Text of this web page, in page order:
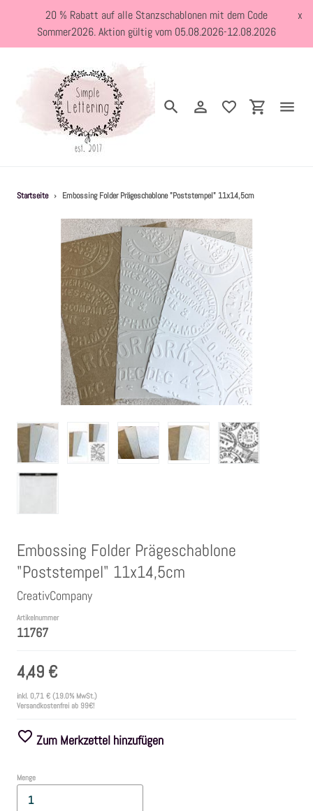
Inhalt
20 % Rabatt auf alle Stanzschablonen mit dem Code
Sommer2026. Aktion gültig vom 05.08.2026-12.08.2026
x
SuchenEinloggen
Kreativblog
Stanzschablonen
Holzstempel
Clear Stamps
Stempelkissen
Embossing Pulver WOW
Kartendeko Embellishments
Papiere
Bänder & Garn
Siegelwachs /Papierschöpfen
Farben
Zubehör
Frühling/Ostern
Maritim/Sommer
Startseite › Embossing Folder Prägeschablone "Poststempel" 11x14,5cm
Embossing Folder Prägeschablone
"Poststempel" 11x14,5cm
CreativCompany
Artikelnummer
11767
4,49 €
inkl. 0,71 € (19.0% MwSt.)
Versandkostenfrei ab 99€!
Zum Merkzettel hinzufügen
Menge